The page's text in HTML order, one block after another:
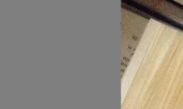
✨書籍分類
♾️商管｜
♾️理工｜